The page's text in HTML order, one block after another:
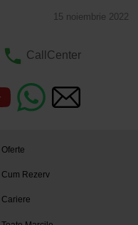
15 noiembrie 2022
CallCenter
Oferte
Cum Rezerv
Cariere